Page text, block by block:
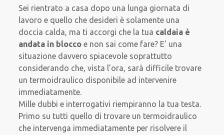
Sei rientrato a casa dopo una lunga giornata di
lavoro e quello che desideri è solamente una
doccia calda, ma ti accorgi che la tua caldaia è
andata in blocco e non sai come fare? E’ una
situazione davvero spiacevole soprattutto
considerando che, vista l’ora, sarà difficile trovare
un termoidraulico disponibile ad intervenire
immediatamente.
Mille dubbi e interrogativi riempiranno la tua testa.
Primo su tutti quello di trovare un termoidraulico
che intervenga immediatamente per risolvere il